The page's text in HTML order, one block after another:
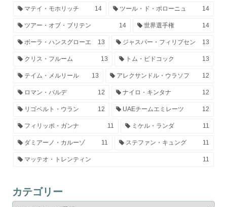
マテイ・モホリッチ 14 ツール・ド・ポローニュ 14
ツアー・オブ・ブリテン 14 世界選手権 14
ボーラ・ハンスグローエ 13 ジャスパー・フィリプセン 13
クリス・フルーム 13 トム・ピドコック 13
テイム・メルリール 13 アレクサンドル・ウラソフ 12
ロマン・バルデ 12 ナイロ・キンタナ 12
リゴベルト・ウラン 12 UAEチームエミレーツ 12
フィリッポ・ガンナ 11 ミケル・ランダ 11
ダミアーノ・カルーゾ 11 ステファン・キュング 11
マッテオ・トレンティン 11
カテゴリー